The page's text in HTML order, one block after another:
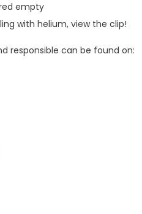
empty
with helium, view the clip!
responsible can be found on: